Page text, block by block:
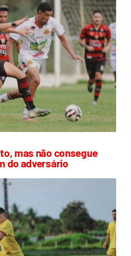
mas não consegue
do adversário